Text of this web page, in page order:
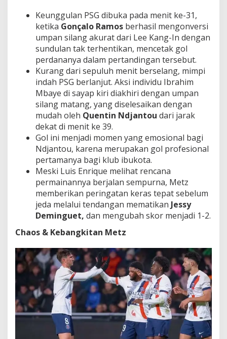
Keunggulan PSG dibuka pada menit ke-31,
ketika Gonçalo Ramos berhasil mengonversi
umpan silang akurat dari Lee Kang-In dengan
sundulan tak terhentikan, mencetak gol
perdananya dalam pertandingan tersebut.
Kurang dari sepuluh menit berselang, mimpi
indah PSG berlanjut. Aksi individu Ibrahim
Mbaye di sayap kiri diakhiri dengan umpan
silang matang, yang diselesaikan dengan
mudah oleh Quentin Ndjantou dari jarak
dekat di menit ke 39.
Gol ini menjadi momen yang emosional bagi
Ndjantou, karena merupakan gol profesional
pertamanya bagi klub ibukota.
Meski Luis Enrique melihat rencana
permainannya berjalan sempurna, Metz
memberikan peringatan keras tepat sebelum
jeda melalui tendangan mematikan Jessy
Deminguet, dan mengubah skor menjadi 1-2.
Chaos & Kebangkitan Metz